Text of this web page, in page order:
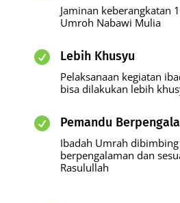
Jaminan keberangkatan
Umroh Nabawi Mulia
 Lebih Khusyu
Pelaksanaan kegiatan
bisa dilakukan lebih
 Pemandu
Ibadah Umrah
berpengalaman dan
Rasulullah